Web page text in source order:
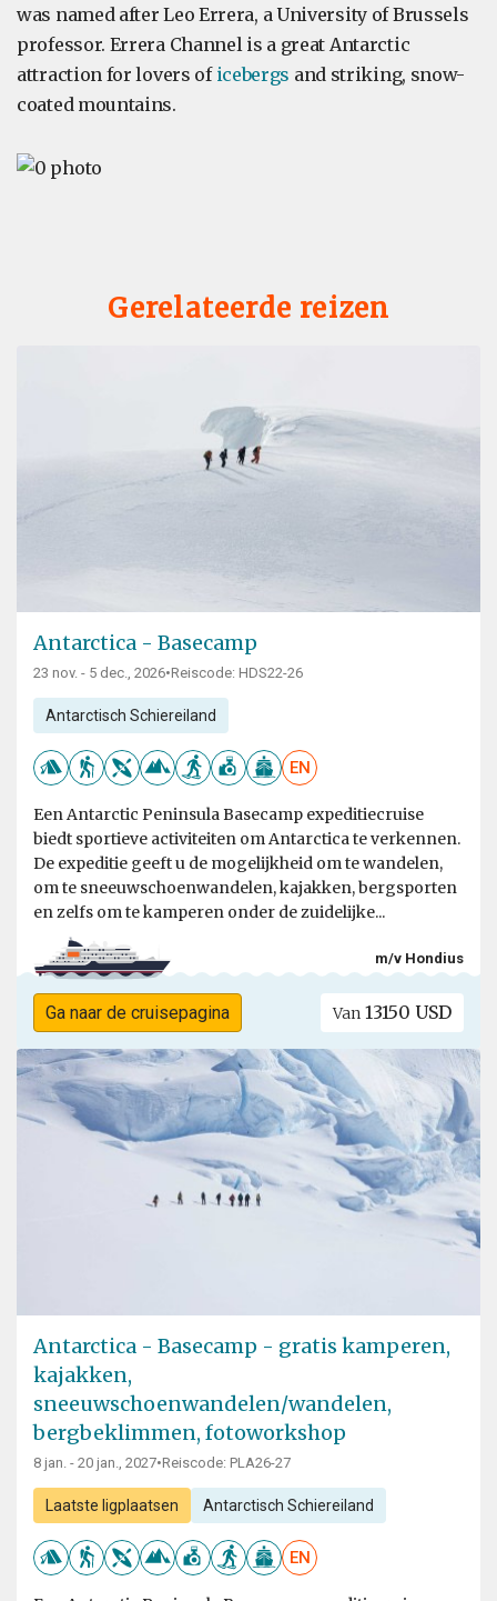
was named after Leo Errera, a University of Brussels
professor. Errera Channel is a great Antarctic
attraction for lovers of icebergs and striking, snow-
coated mountains.
Gerelateerde reizen
Antarctica - Basecamp
23 nov. - 5 dec., 2026•Reiscode: HDS22-26
Antarctisch Schiereiland
EN
Een Antarctic Peninsula Basecamp expeditiecruise
biedt sportieve activiteiten om Antarctica te verkennen.
De expeditie geeft u de mogelijkheid om te wandelen,
om te sneeuwschoenwandelen, kajakken, bergsporten
en zelfs om te kamperen onder de zuidelijke...
m/v Hondius
Ga naar de cruisepagina Van 13150 USD
Antarctica - Basecamp - gratis kamperen,
kajakken,
sneeuwschoenwandelen/wandelen,
bergbeklimmen, fotoworkshop
8 jan. - 20 jan., 2027•Reiscode: PLA26-27
Laatste ligplaatsen Antarctisch Schiereiland
EN